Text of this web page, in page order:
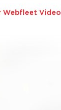
Webfleet Video⁠